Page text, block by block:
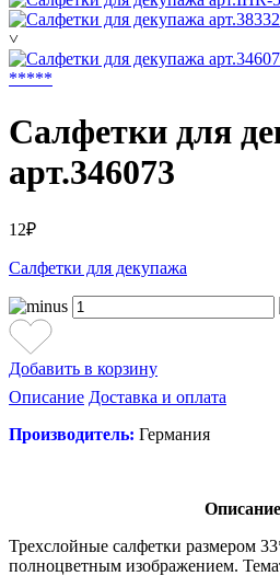
˅
*****
Салфетки для
арт.346073
12₽
Салфетки для декупажа
Добавить в корзину
Описание Доставка и оплата
Производитель: Германия
Трехслойные салфетки размером
полноцветным изображением.